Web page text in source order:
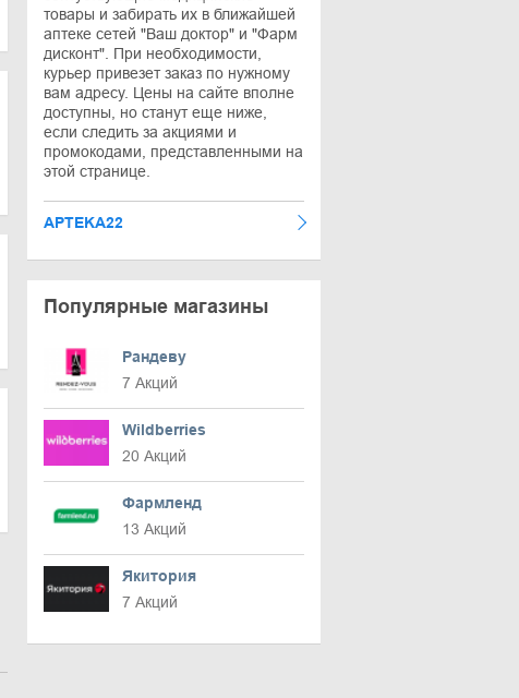
товары и забирать их в ближайшей
аптеке сетей "Ваш доктор" и "Фарм
дисконт". При необходимости,
курьер привезет заказ по нужному
вам адресу. Цены на сайте вполне
доступны, но станут еще ниже,
если следить за акциями и
промокодами, представленными на
этой странице.
APTEKA22
Популярные магазины
Рандеву
7 Акций
Wildberries
20 Акций
Фармленд
13 Акций
Якитория
7 Акций